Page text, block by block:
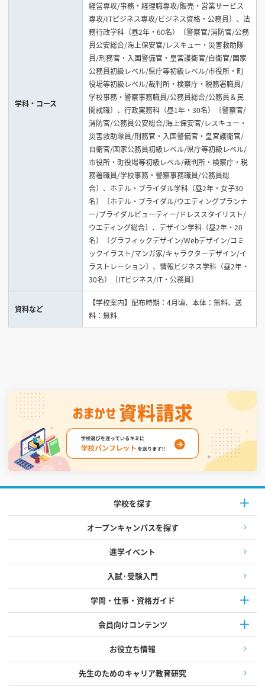
学科・コース
経営専攻/事務・経理職専攻/販売・営業サービス
専攻/ITビジネス専攻/ビジネス資格・公務員〕、法
務行政学科（昼2年・60名）〔警察官/消防官/公務
員公安総合/海上保安官/レスキュー・災害救助隊
員/刑務官・入国警備官・皇宮護衛官/自衛官/国家
公務員初級レベル/県庁等初級レベル/市役所・町
役場等初級レベル/裁判所・検察庁・税務署職員/
学校事務・警察事務職員/公務員総合/公務員＆民
間就職〕、行政実務科（昼1年・30名）〔警察官/
消防官/公務員公安総合/海上保安官/レスキュー・
災害救助隊員/刑務官・入国警備官・皇宮護衛官/
自衛官/国家公務員初級レベル/県庁等初級レベル/
市役所・町役場等初級レベル/裁判所・検察庁・税
務署職員/学校事務・警察事務職員/公務員総
合〕、ホテル・ブライダル学科（昼2年・女子30
名）〔ホテル・ブライダル/ウエディングプランナ
ー/ブライダルビューティー/ドレススタイリスト/
ウエディング総合〕、デザイン学科（昼2年・20
名）〔グラフィックデザイン/Webデザイン/コミ
ックイラスト/マンガ家/キャラクターデザイン/イ
ラストレーション〕、情報ビジネス学科（昼2年・
30名）〔ITビジネス/IT・公務員〕
資料など
【学校案内】配布時期：4月頃、本体：無料、送
料：無料
学校を探す
オープンキャンパスを探す
進学イベント
入試·受験入門
学問・仕事・資格ガイド
会員向けコンテンツ
お役立ち情報
先生のためのキャリア教育研究